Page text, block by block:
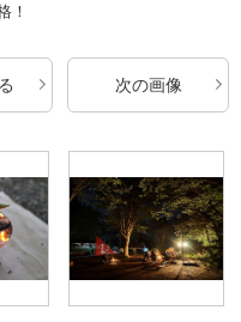
！
次の画像